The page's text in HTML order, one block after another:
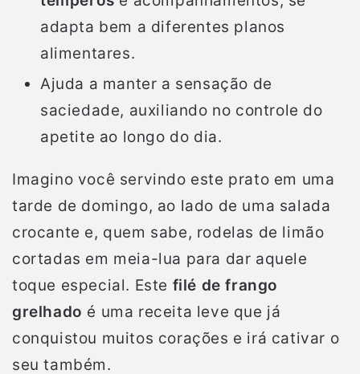
adapta bem a diferentes planos
alimentares.
Ajuda a manter a sensação de
saciedade, auxiliando no controle do
apetite ao longo do dia.
Imagino você servindo este prato em uma
tarde de domingo, ao lado de uma salada
crocante e, quem sabe, rodelas de limão
cortadas em meia-lua para dar aquele
toque especial. Este filé de frango
grelhado é uma receita leve que já
conquistou muitos corações e irá cativar o
seu também.